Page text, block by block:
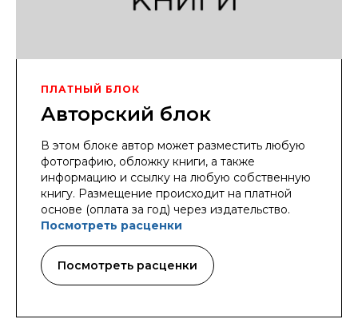
ПЛАТНЫЙ БЛОК
Авторский блок
В этом блоке автор может разместить любую
фотографию, обложку книги, а также
информацию и ссылку на любую собственную
книгу. Размещение происходит на платной
основе (оплата за год) через издательство.
Посмотреть расценки
Посмотреть расценки